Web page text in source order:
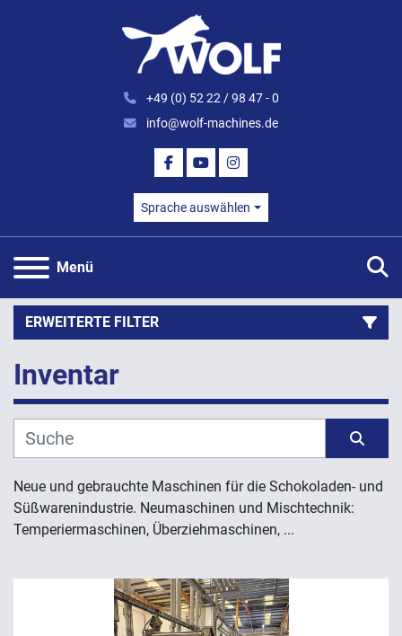
+49 (0) 52 22 / 98 47 - 0
info@wolf-machines.de
FACEBOOK
YOUTUBEINSTAGRAM
Sprache auswählen
Menü
ERWEITERTE FILTER
Kategorie
Hersteller
Jahr
ANWENDEN LÖSCHEN
Inventar
Sortieren nach
Neue und gebrauchte Maschinen für die Schokoladen- und
Süßwarenindustrie. Neumaschinen und Mischtechnik:
Temperiermaschinen, Überziehmaschinen, ...